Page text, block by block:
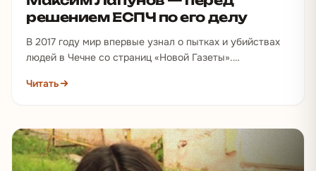
решением ЕСПЧ по его делу
В 2017 году мир впервые узнал о пытках и убийствах
людей в Чечне со страниц «Новой Газеты».
Читать